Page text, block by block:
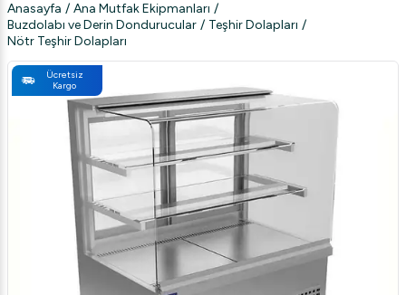
Anasayfa / Ana Mutfak Ekipmanları /
Buzdolabı ve Derin Dondurucular / Teşhir Dolapları /
Nötr Teşhir Dolapları
Ücretsiz
Kargo